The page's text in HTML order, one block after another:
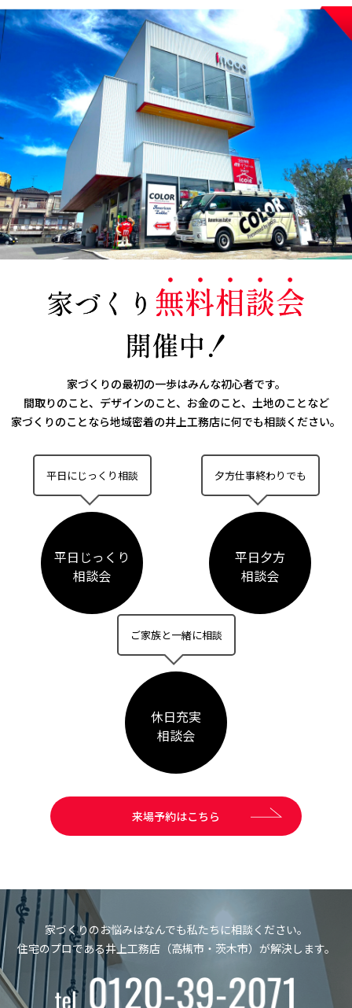
家づくりの最初の一歩はみんな初心者です。
間取りのこと、デザインのこと、お金のこと、土地のことなど
家づくりのことなら地域密着の井上工務店に何でも相談ください。
平日にじっくり相談
平日じっくり
相談会
夕方仕事終わりでも
平日夕方
相談会
ご家族と一緒に相談
休日充実
相談会
来場予約はこちら
家づくりのお悩みはなんでも私たちに相談ください。
住宅のプロである井上工務店（高槻市・茨木市）が解決します。